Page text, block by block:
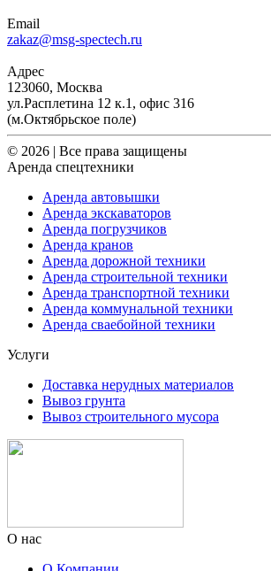
Email
zakaz@msg-spectech.ru
Адрес
123060, Москва
ул.Расплетина 12 к.1, офис 316
(м.Октябрьское поле)
© 2026 | Все права защищены
Аренда спецтехники
Аренда автовышки
Аренда экскаваторов
Аренда погрузчиков
Аренда кранов
Аренда дорожной техники
Аренда строительной техники
Аренда транспортной техники
Аренда коммунальной техники
Аренда сваебойной техники
Услуги
Доставка нерудных материалов
Вывоз грунта
Вывоз строительного мусора
О нас